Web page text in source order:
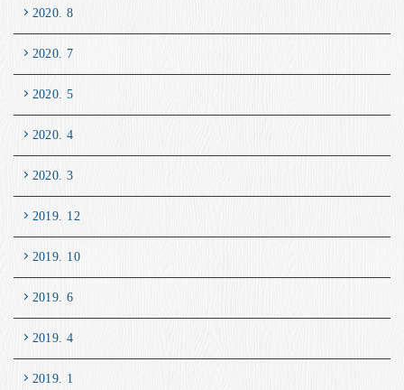
2020. 8
2020. 7
2020. 5
2020. 4
2020. 3
2019. 12
2019. 10
2019. 6
2019. 4
2019. 1